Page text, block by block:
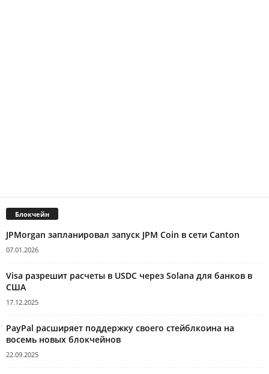
Блокчейн
JPMorgan запланировал запуск JPM Coin в сети Canton
07.01.2026
Visa разрешит расчеты в USDC через Solana для банков в
США
17.12.2025
PayPal расширяет поддержку своего стейблкоина на
восемь новых блокчейнов
22.09.2025